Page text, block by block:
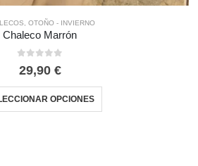
,OTOÑO - INVIERNO
Chaleco Marrón
29,90 €
OPCIONES